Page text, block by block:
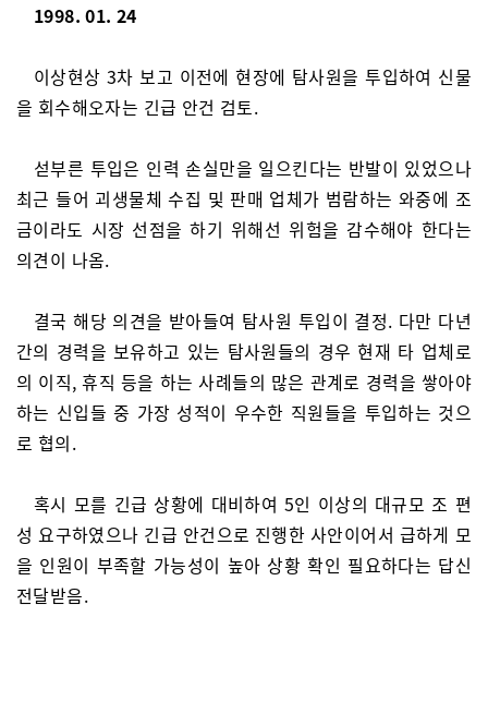
1998. 01. 24
이상현상 3차 보고 이전에 현장에 탐사원을 투입하여 신물
을 회수해오자는 긴급 안건 검토.
섣부른 투입은 인력 손실만을 일으킨다는 반발이 있었으나
최근 들어 괴생물체 수집 및 판매 업체가 범람하는 와중에 조
금이라도 시장 선점을 하기 위해선 위험을 감수해야 한다는
의견이 나옴.
결국 해당 의견을 받아들여 탐사원 투입이 결정. 다만 다년
간의 경력을 보유하고 있는 탐사원들의 경우 현재 타 업체로
의 이직, 휴직 등을 하는 사례들의 많은 관계로 경력을 쌓아야
하는 신입들 중 가장 성적이 우수한 직원들을 투입하는 것으
로 협의.
혹시 모를 긴급 상황에 대비하여 5인 이상의 대규모 조 편
성 요구하였으나 긴급 안건으로 진행한 사안이어서 급하게 모
을 인원이 부족할 가능성이 높아 상황 확인 필요하다는 답신
전달받음.